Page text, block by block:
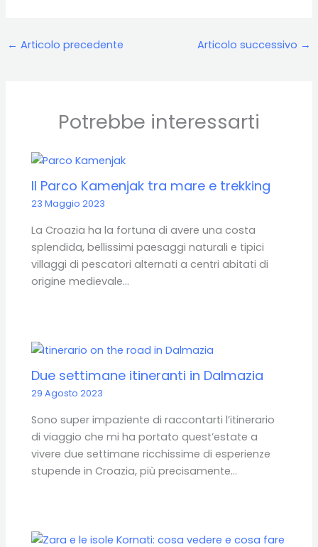
← Articolo precedente Articolo successivo →
Potrebbe interessarti
Il Parco Kamenjak tra mare e trekking
23 Maggio 2023
La Croazia ha la fortuna di avere una costa
splendida, bellissimi paesaggi naturali e tipici
villaggi di pescatori alternati a centri abitati di
origine medievale…
Due settimane itineranti in Dalmazia
29 Agosto 2023
Sono super impaziente di raccontarti l’itinerario
di viaggio che mi ha portato quest’estate a
vivere due settimane ricchissime di esperienze
stupende in Croazia, più precisamente…